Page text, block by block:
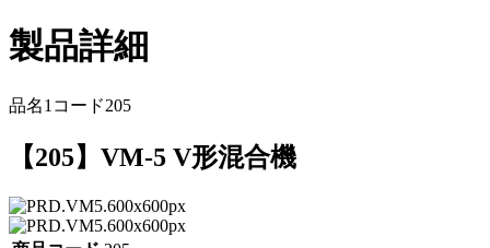
製品詳細
品名1コード205
【205】VM-5 V形混合機